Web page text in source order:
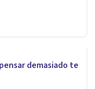
demasiado te